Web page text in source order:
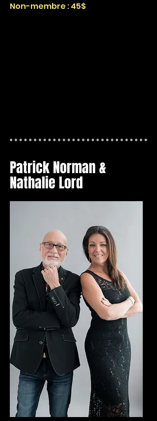
Non-membre : 45$
Patrick Norman &
Nathalie Lord